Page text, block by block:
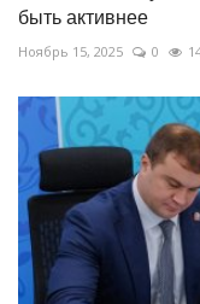
быть активнее
Ноябрь 15, 2025 0